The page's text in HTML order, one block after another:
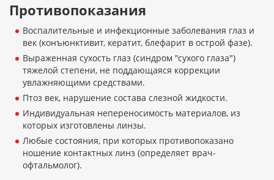
Противопоказания
Воспалительные и инфекционные заболевания глаз и
век (конъюнктивит, кератит, блефарит в острой фазе).
Выраженная сухость глаз (синдром "сухого глаза")
тяжелой степени, не поддающаяся коррекции
увлажняющими средствами.
Птоз век, нарушение состава слезной жидкости.
Индивидуальная непереносимость материалов, из
которых изготовлены линзы.
Любые состояния, при которых противопоказано
ношение контактных линз (определяет врач-
офтальмолог).